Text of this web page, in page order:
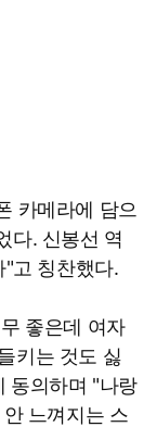
카메라에 담으
다. 신봉선 역
고 칭찬했다.
좋은데 여자
키는 것도 싫
동의하며 "나랑
느껴지는 스